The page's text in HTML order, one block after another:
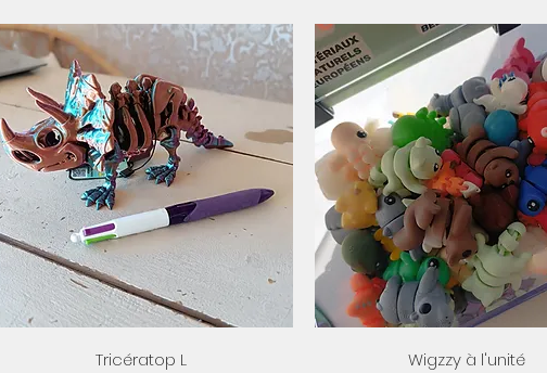
Aperçu rapide
Tricératop L Aperçu rapide
Wigzzy à l'unité